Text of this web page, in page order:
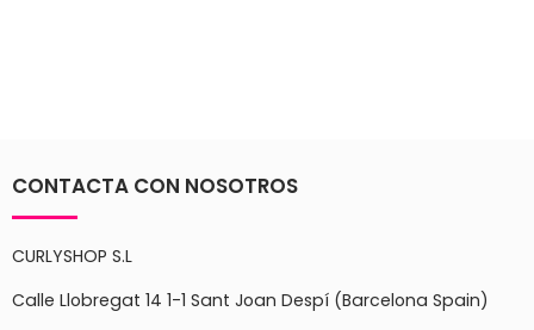
CONTACTA CON NOSOTROS
CURLYSHOP S.L
Calle Llobregat 14 1-1 Sant Joan Despí (Barcelona Spain)